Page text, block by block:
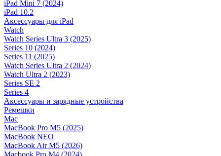
iPad Mini 7 (2024)
iPad 10.2
Аксессуары для iPad
Watch
Watch Series Ultra 3 (2025)
Series 10 (2024)
Series 11 (2025)
Watch Series Ultra 2 (2024)
Watch Ultra 2 (2023)
Series SE 2
Series 4
Аксессуары и зарядные устройства
Ремешки
Mac
MacBook Pro M5 (2025)
MacBook NEO
MacBook Air M5 (2026)
Macbook Pro M4 (2024)